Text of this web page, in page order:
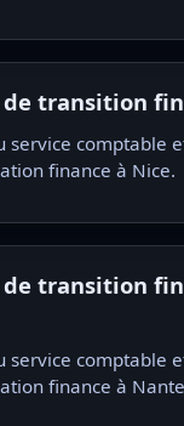
transition
service comptable
finance à Nice.
transition
service comptable
finance à